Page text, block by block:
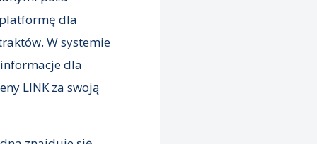
dla
W systemie
dla
LINK za swoją